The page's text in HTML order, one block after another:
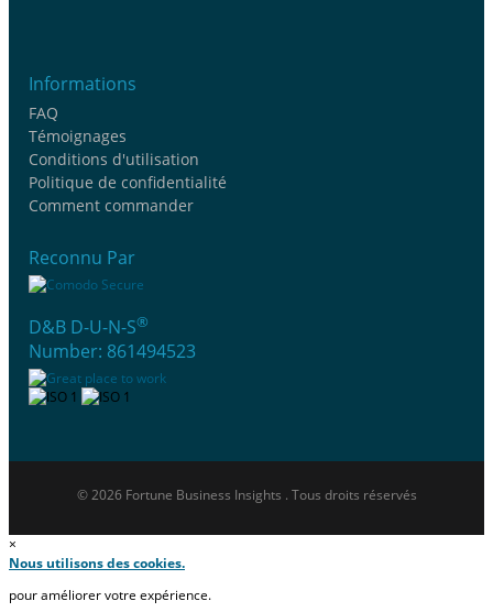
Informations
FAQ
Témoignages
Conditions d'utilisation
Politique de confidentialité
Comment commander
Reconnu Par
D&B D-U-N-S®
Number: 861494523
© 2026 Fortune Business Insights . Tous droits réservés
×
Nous utilisons des cookies.
pour améliorer votre expérience.